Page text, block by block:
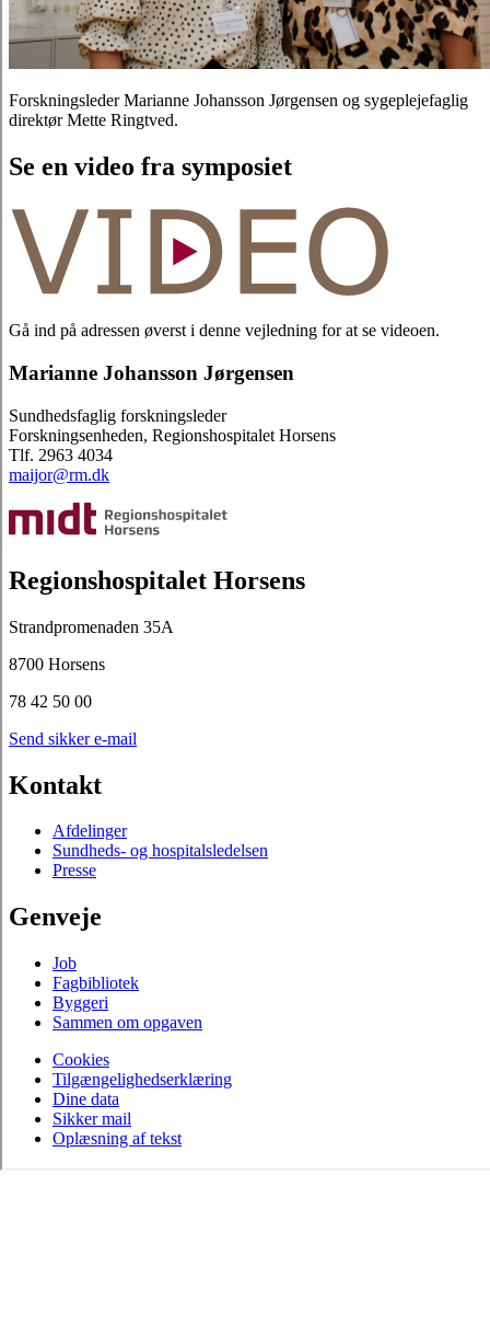
Forskningsleder Marianne Johansson Jørgensen og sygeplejefaglig
direktør Mette Ringtved.
Se en video fra symposiet
Gå ind på adressen øverst i denne vejledning for at se videoen.
Marianne Johansson Jørgensen
Sundhedsfaglig forskningsleder
Forskningsenheden, Regionshospitalet Horsens
Tlf. 2963 4034
maijor@rm.dk
Regionshospitalet Horsens
Strandpromenaden 35A
8700 Horsens
78 42 50 00
Send sikker e-mail
Kontakt
Afdelinger
Sundheds- og hospitalsledelsen
Presse
Genveje
Job
Fagbibliotek
Byggeri
Sammen om opgaven
Cookies
Tilgængelighedserklæring
Dine data
Sikker mail
Oplæsning af tekst